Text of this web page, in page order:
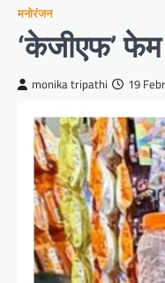
मनोरंजन
‘केजीएफ’
monika tripathi 19